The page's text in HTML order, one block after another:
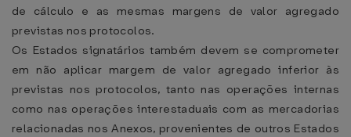
de cálculo e as mesmas margens de valor agregado
previstas nos protocolos.
Os Estados signatários também devem se comprometer
em não aplicar margem de valor agregado inferior às
previstas nos protocolos, tanto nas operações internas
como nas operações interestaduais com as mercadorias
relacionadas nos Anexos, provenientes de outros Estados